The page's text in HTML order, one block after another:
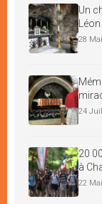
Un
28
24
20
à
22